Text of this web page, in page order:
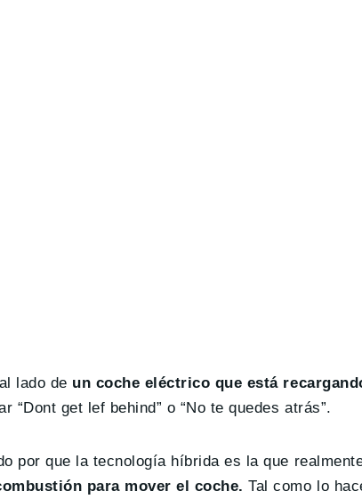
lado de un coche eléctrico que está
get lef behind” o “No te quedes atrás”.
por que la tecnología híbrida es la que
para mover el coche. Tal como lo